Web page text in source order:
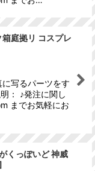
庭拠リ コスプレ
写るパーツをす
： ♪発注に関し
までお気軽にお
っぽいど 神威